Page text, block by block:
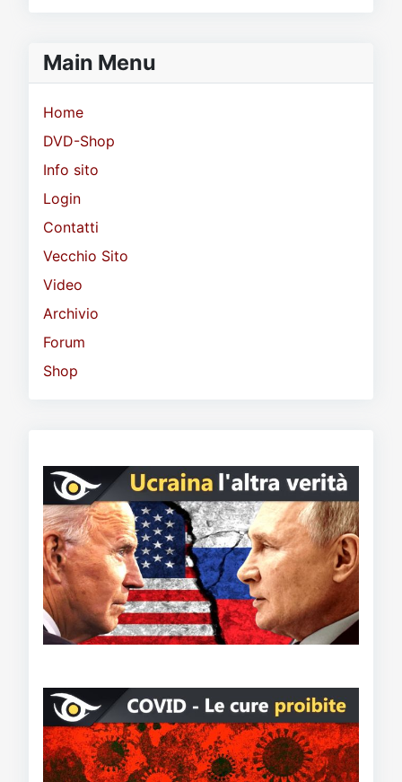
Main Menu
Home
DVD-Shop
Info sito
Login
Contatti
Vecchio Sito
Video
Archivio
Forum
Shop